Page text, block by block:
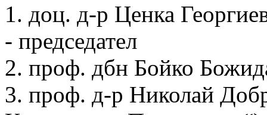
1. доц. д-р Ценка
- председател
2. проф. дбн Бойко
3. проф. д-р Николай